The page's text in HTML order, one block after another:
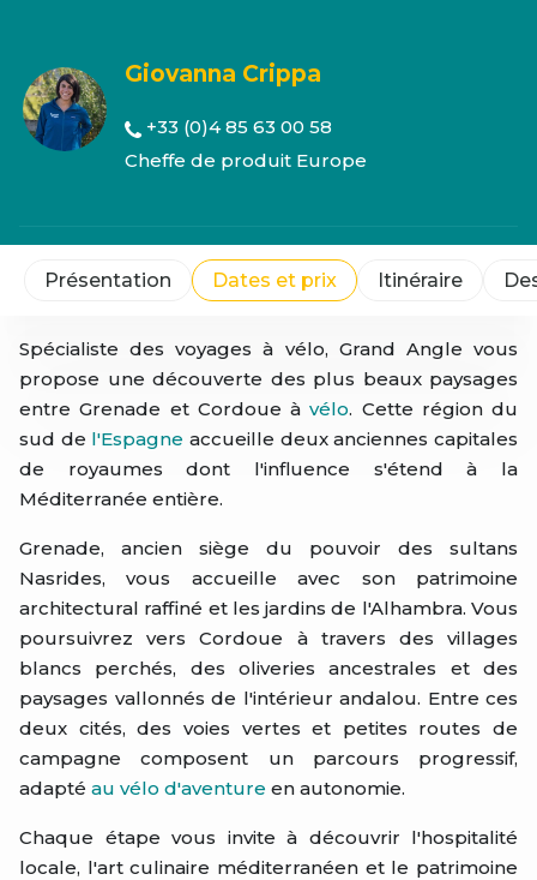
Giovanna Crippa
+33 (0)4 85 63 00 58
Cheffe de produit Europe
Présentation Dates et prix Itinéraire
Spécialiste des voyages à vélo, Grand Angle vous
propose une découverte des plus beaux paysages
entre Grenade et Cordoue àvélo. Cette région du
sud de l'Espagne accueille deux anciennes capitales
de royaumes dont l'influence s'étend à la
Méditerranée entière.
Grenade, ancien siège du pouvoir des sultans
Nasrides, vous accueille avec son patrimoine
architectural raffiné et les jardins de l'Alhambra. Vous
poursuivrez vers Cordoue à travers des villages
blancs perchés, des oliveries ancestrales et des
paysages vallonnés de l'intérieur andalou. Entre ces
deux cités, des voies vertes et petites routes de
campagne composent un parcours progressif,
adapté au vélo d'aventure en autonomie.
Chaque étape vous invite à découvrir l'hospitalité
locale, l'art culinaire méditerranéen et le patrimoine